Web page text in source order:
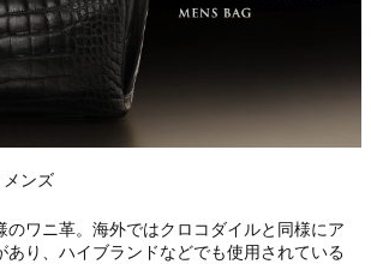
ンズ
のワニ革。海外ではクロコダイルと同様にア
あり、ハイブランドなどでも使用されている